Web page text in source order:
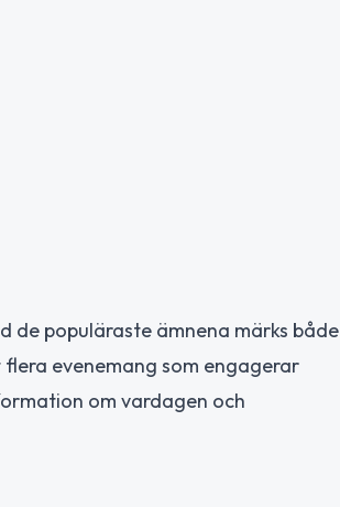
de populäraste ämnena märks både
evenemang som engagerar
om vardagen och